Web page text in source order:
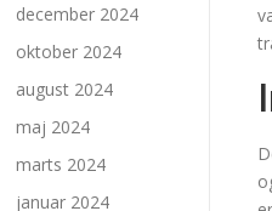
december 2024
oktober 2024
august 2024
maj 2024
marts 2024
januar 2024